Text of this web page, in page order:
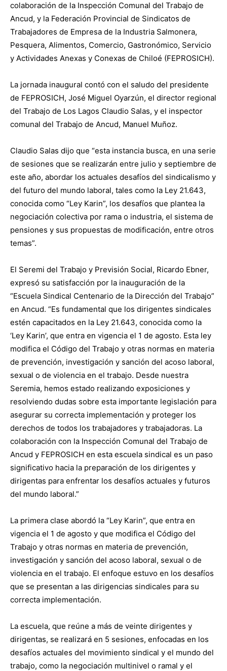
colaboración de la Inspección Comunal del Trabajo de
Ancud, y la Federación Provincial de Sindicatos de
Trabajadores de Empresa de la Industria Salmonera,
Pesquera, Alimentos, Comercio, Gastronómico, Servicio
y Actividades Anexas y Conexas de Chiloé (FEPROSICH).
La jornada inaugural contó con el saludo del presidente
de FEPROSICH, José Miguel Oyarzún, el director regional
del Trabajo de Los Lagos Claudio Salas, y el inspector
comunal del Trabajo de Ancud, Manuel Muñoz.
Claudio Salas dijo que “esta instancia busca, en una serie
de sesiones que se realizarán entre julio y septiembre de
este año, abordar los actuales desafíos del sindicalismo y
del futuro del mundo laboral, tales como la Ley 21.643,
conocida como “Ley Karin”, los desafíos que plantea la
negociación colectiva por rama o industria, el sistema de
pensiones y sus propuestas de modificación, entre otros
temas”.
El Seremi del Trabajo y Previsión Social, Ricardo Ebner,
expresó su satisfacción por la inauguración de la
“Escuela Sindical Centenario de la Dirección del Trabajo”
en Ancud. “Es fundamental que los dirigentes sindicales
estén capacitados en la Ley 21.643, conocida como la
‘Ley Karin’, que entra en vigencia el 1 de agosto. Esta ley
modifica el Código del Trabajo y otras normas en materia
de prevención, investigación y sanción del acoso laboral,
sexual o de violencia en el trabajo. Desde nuestra
Seremia, hemos estado realizando exposiciones y
resolviendo dudas sobre esta importante legislación para
asegurar su correcta implementación y proteger los
derechos de todos los trabajadores y trabajadoras. La
colaboración con la Inspección Comunal del Trabajo de
Ancud y FEPROSICH en esta escuela sindical es un paso
significativo hacia la preparación de los dirigentes y
dirigentas para enfrentar los desafíos actuales y futuros
del mundo laboral.”
La primera clase abordó la “Ley Karin”, que entra en
vigencia el 1 de agosto y que modifica el Código del
Trabajo y otras normas en materia de prevención,
investigación y sanción del acoso laboral, sexual o de
violencia en el trabajo. El enfoque estuvo en los desafíos
que se presentan a las dirigencias sindicales para su
correcta implementación.
La escuela, que reúne a más de veinte dirigentes y
dirigentas, se realizará en 5 sesiones, enfocadas en los
desafíos actuales del movimiento sindical y el mundo del
trabajo, como la negociación multinivel o ramal y el